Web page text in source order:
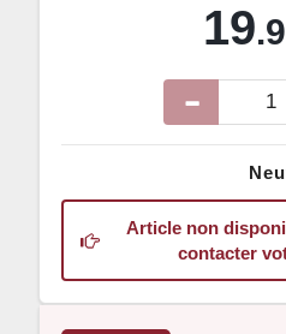
19
Article non
contacter